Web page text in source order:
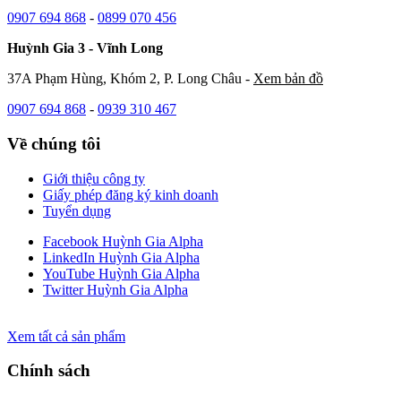
0907 694 868 - 0899 070 456
Huỳnh Gia 3 - Vĩnh Long
37A Phạm Hùng, Khóm 2, P. Long Châu - Xem bản đồ
0907 694 868 - 0939 310 467
Về chúng tôi
Giới thiệu công ty
Giấy phép đăng ký kinh doanh
Tuyển dụng
Facebook Huỳnh Gia Alpha
LinkedIn Huỳnh Gia Alpha
YouTube Huỳnh Gia Alpha
Twitter Huỳnh Gia Alpha
Xem tất cả sản phẩm
Chính sách